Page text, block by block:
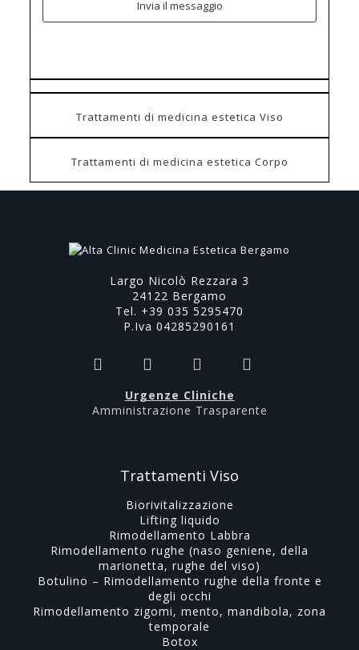
Trattamenti di medicina estetica Viso
Trattamenti di medicina estetica Corpo
Largo Nicolò Rezzara 3
24122 Bergamo
Tel. +39 035 5295470
P.Iva 04285290161
Urgenze Cliniche
Amministrazione Trasparente
Trattamenti Viso
Biorivitalizzazione
Lifting liquido
Rimodellamento Labbra
Rimodellamento rughe (naso geniene, della
marionetta, rughe del viso)
Botulino – Rimodellamento rughe della fronte e
degli occhi
Rimodellamento zigomi, mento, mandibola, zona
temporale
Botox